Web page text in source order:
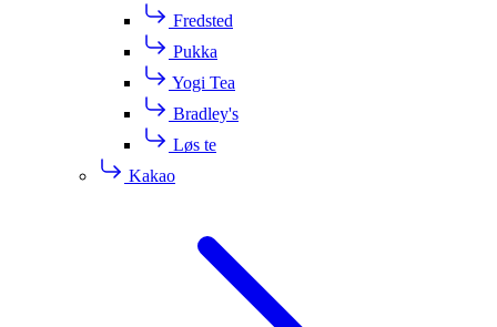
Fredsted
Pukka
Yogi Tea
Bradley's
Løs te
Kakao